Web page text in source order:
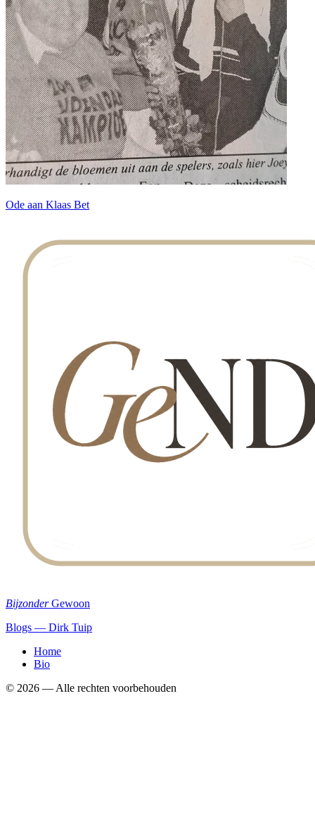
Ode aan Klaas Bet
Bijzonder Gewoon
Blogs — Dirk Tuip
Home
Bio
© 2026 — Alle rechten voorbehouden